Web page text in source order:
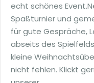
echt schönes
Spaßturnier und
für gute Gespräche,
abseits des
kleine
nicht fehlen. Klickt